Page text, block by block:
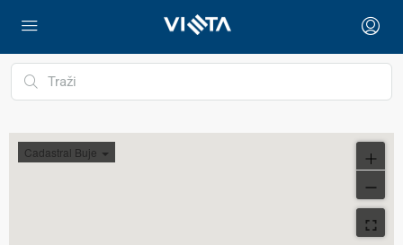
Cadastral Buje